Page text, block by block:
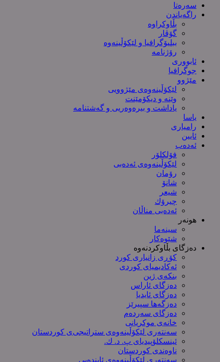
سەرەتا
راگەیاندن
بڵاوکراوە
گۆڤار
ببلیۆگرافیا و لێکۆڵینەوە
رۆژنامە
ئابووری
جوگرافیا
مێژوو
لێکۆڵینەوەی مێژوویی
وێنە و دیکۆمێنت
یاداشت و بیره‌وه‌ریی و گەشتنامە
یاسا
رامیاری
ئایین
ئەدەب
فۆلکلۆر
لێکۆڵینەوەی ئەدەبی
رۆمان
شانۆ
شیعر
چیرۆك
ئەدەبی مناڵان
هونەر
سینەما
شێوەکار
دەزگای بڵاوکردنەوە
کۆڕی زانیاری کورد
ئەکادیمیای کوردی
بنکەی ژین
دەزگای ئاراس
دەزگای ئایدیا
دەزگەها سپیرێز
دەزگای سەردەم
خانەی موکریانی
سەنتەری لێكۆڵینەوەی ستراتیجی‌ی كوردستان
ئینسکلۆپیدیای پ. د. ك.
ناوەندی کوردستان
سەنتەری لێکۆڵینەوەى ئایندەیی